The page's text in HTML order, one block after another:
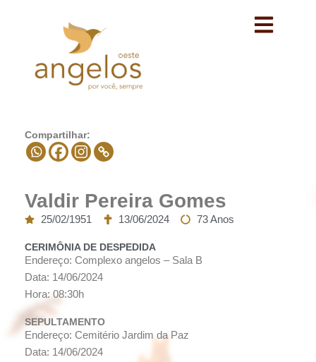
Compartilhar:
Valdir Pereira Gomes
25/02/1951 13/06/2024 73 Anos
CERIMÔNIA DE DESPEDIDA
Endereço: Complexo angelos – Sala B
Data: 14/06/2024
Hora: 08:30h
SEPULTAMENTO
Endereço: Cemitério Jardim da Paz
Data: 14/06/2024